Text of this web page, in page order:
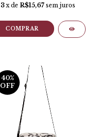
3 x de R$15,67 sem juros
COMPRAR
40%
OFF